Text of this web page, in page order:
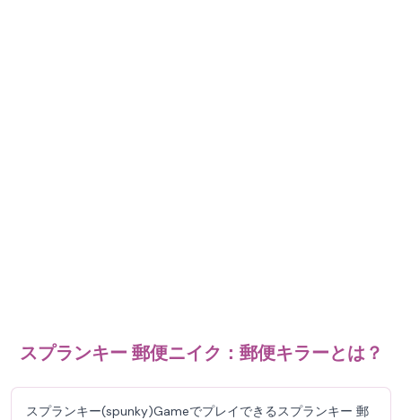
スプランキー 郵便ニイク：郵便キラーとは？
スプランキー(spunky)Gameでプレイできるスプランキー 郵